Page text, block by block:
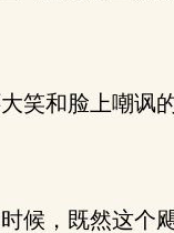
笑和脸上嘲讽
候，既然这个